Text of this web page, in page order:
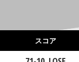
スコア